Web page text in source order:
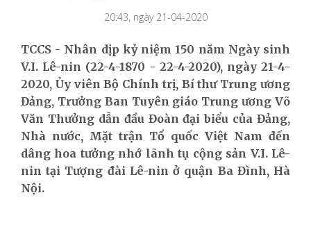
20:43, ngày 21-04-2020
TCCS - Nhân dịp kỷ niệm 150 năm Ngày sinh
V.I. Lê-nin (22-4-1870 - 22-4-2020), ngày 21-4-
2020, Ủy viên Bộ Chính trị, Bí thư Trung ương
Đảng, Trưởng Ban Tuyên giáo Trung ương Võ
Văn Thưởng dẫn đầu Đoàn đại biểu của Đảng,
Nhà nước, Mặt trận Tổ quốc Việt Nam đến
dâng hoa tưởng nhớ lãnh tụ cộng sản V.I. Lê-
nin tại Tượng đài Lê-nin ở quận Ba Đình, Hà
Nội.